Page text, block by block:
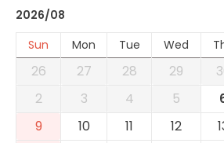
2026/08
Sun
Mon Tue Wed
26 27 28 29
2
3 4 5
9
10 11 12